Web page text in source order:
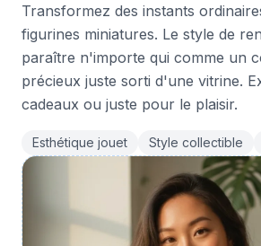
Transformez des instants
figurines miniatures. Le style de
paraître n'importe qui comme un
précieux juste sorti d'une vitrine.
cadeaux ou juste pour le plaisir.
Esthétique jouet Style collectible